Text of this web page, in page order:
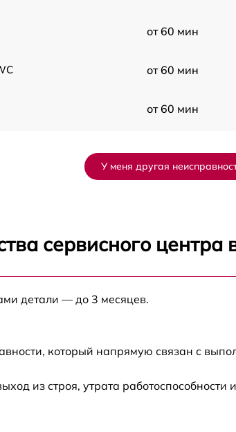
от 60 мин
от 60 мин
от 60 мин
У меня другая
сервисного центра
детали — до 3 месяцев.
который напрямую связан с
из строя, утрата